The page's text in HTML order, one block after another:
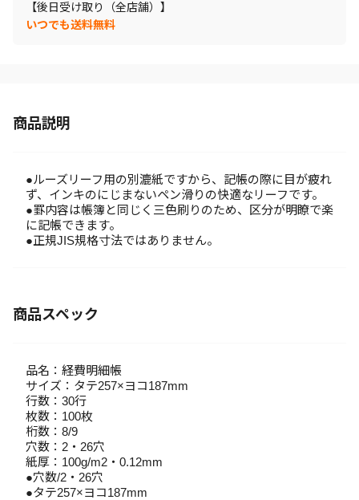
【後日受け取り（全店舗）】
いつでも送料無料
商品説明
●ルーズリーフ用の別漉紙ですから、記帳の際に目が疲れ
ず、インキのにじまないペン滑りの快適なリーフです。
●罫内容は帳簿と同じく三色刷りのため、区分が明瞭で楽
に記帳できます。
●正規JIS規格寸法ではありません。
商品スペック
品名：経費明細帳
サイズ：タテ257×ヨコ187mm
行数：30行
枚数：100枚
桁数：8/9
穴数：2・26穴
紙厚：100g/m2・0.12mm
●穴数/2・26穴
●タテ257×ヨコ187mm